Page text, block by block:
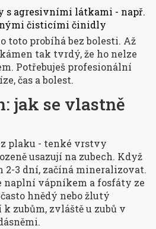
s agresivními látkami - např.
čisticími činidly
toto probíhá bez bolesti. Až
tak tvrdý, že ho nelze
Potřebuješ profesionální
čas a bolest.
jak se vlastně
plaku - tenké vrstvy
usazují na zubech. Když
2-3 dní, začíná mineralizovat.
vápníkem a fosfáty ze
hnědý nebo žlutý
zubům, zvláště u zubů v